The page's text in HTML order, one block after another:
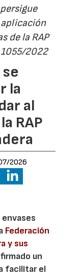
aplicación
de la RAP
2022
la
al
RAP
2026
Federación
y sus
un
facilitar el